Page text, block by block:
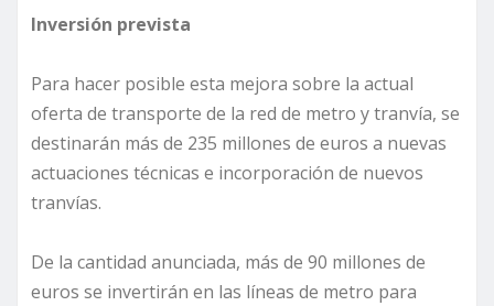
Inversión prevista
Para hacer posible esta mejora sobre la actual
oferta de transporte de la red de metro y tranvía, se
destinarán más de 235 millones de euros a nuevas
actuaciones técnicas e incorporación de nuevos
tranvías.
De la cantidad anunciada, más de 90 millones de
euros se invertirán en las líneas de metro para